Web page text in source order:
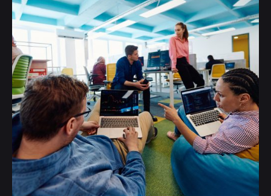
Publicado
Gaiofato & Galvão